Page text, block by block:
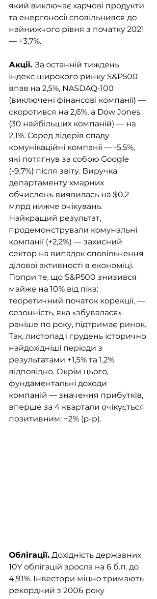
який виключає харчові продукти
та енергоносії сповільнився до
найнижчого рівня з початку 2021
— +3,7%.
Акції. За останній тиждень
індекс широкого ринку S&P500
впав на 2,5%, NASDAQ-100
(виключені фінансові компанії) —
скоротився на 2,6%, а Dow Jones
(30 найбільших компаній) — на
2,1%. Серед лідерів спаду
комунікаційні компанії — -5,5%,
які потягнув за собою Google
(-9,7%) після звіту. Виручка
департаменту хмарних
обчислень виявилась на $0,2
млрд нижче очікувань.
Найкращий результат,
продемонстрували комунальні
компанії (+2,2%) — захисний
сектор на випадок сповільнення
ділової активності в економіці.
Попри те, що S&P500 знизився
майже на 10% від піка:
теоретичний початок корекції, —
сезонність, яка «збувалася»
раніше по року, підтримає ринок.
Так, листопад і грудень історично
найдохідніші періоди з
результатами +1,5% та 1,2%
відповідно. Окрім цього,
фундаментальні доходи
компаній — значення прибутків,
вперше за 4 квартали очікується
позитивним: +2% (р-р).
Облігації. Дохідність державних
10Y облігацій зросла на 6 б.п. до
4,91%. Інвестори міцно тримають
рекордний з 2006 року